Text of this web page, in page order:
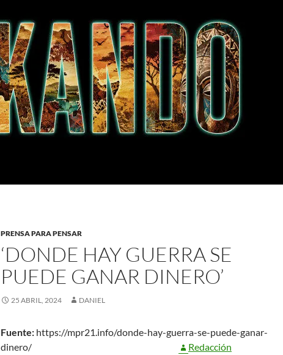
PRENSA PARA PENSAR
‘DONDE HAY GUERRA SE
PUEDE GANAR DINERO’
25 ABRIL, 2024 DANIEL
Fuente: https://mpr21.info/donde-hay-guerra-se-puede-ganar-
dinero/
Redacción